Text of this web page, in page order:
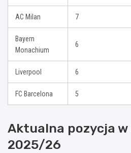
AC Milan 7
Bayern
Monachium
6
Liverpool 6
FC Barcelona 5
Aktualna pozycja w
2025/26